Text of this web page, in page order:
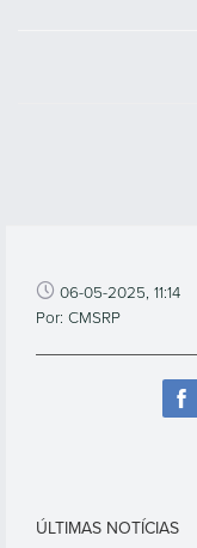
06-05-2025, 11:14
Por: CMSRP
ÚLTIMAS NOTÍCIAS